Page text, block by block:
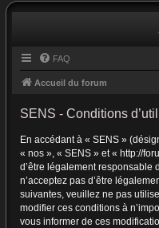
FAQ
Accueil du forum
SENS - Conditions
En accédant à « SENS »
« nos », « SENS » et « http://
d’être légalement responsable
n’acceptez pas d’être
suivantes, veuillez ne pas
modifier ces conditions à
vous informer de ces